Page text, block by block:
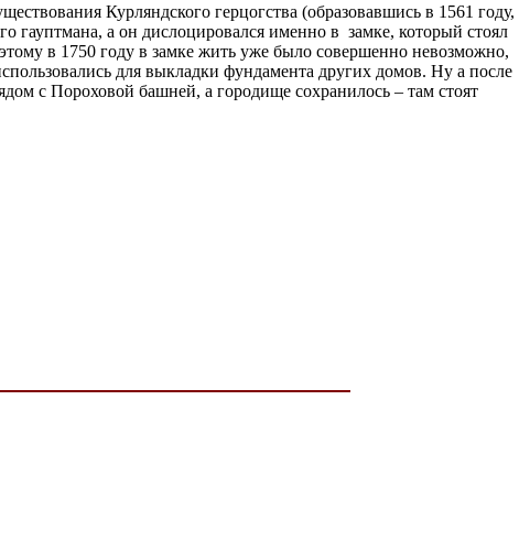
Курляндского герцогства (образовавшись в 1561 году,
гауптмана, а он дислоцировался именно в замке, который стоял
в 1750 году в замке жить уже было совершенно невозможно,
для выкладки фундамента других домов. Ну а после
с Пороховой башней, а городище сохранилось – там стоят